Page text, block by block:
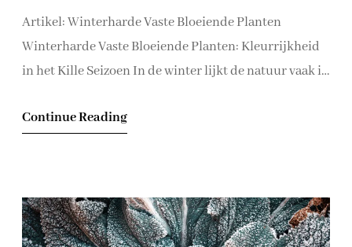
Artikel: Winterharde Vaste Bloeiende Planten
Winterharde Vaste Bloeiende Planten: Kleurrijkheid
in het Kille Seizoen In de winter lijkt de natuur vaak in
dat uw tuin saai hoeft te zijn. Met winterharde vaste
Continue Reading